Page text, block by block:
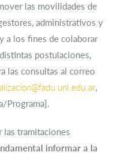
las movilidades de
administrativos y
a los fines de colaborar
postulaciones,
las consultas al correo
,
Programa].
las tramitaciones
informar a la